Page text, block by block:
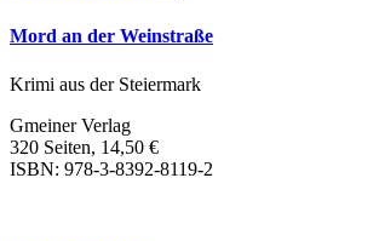
Mord an der Weinstraße
Krimi aus der Steiermark
Gmeiner Verlag
320 Seiten, 14,50 €
ISBN: 978-3-8392-8119-2